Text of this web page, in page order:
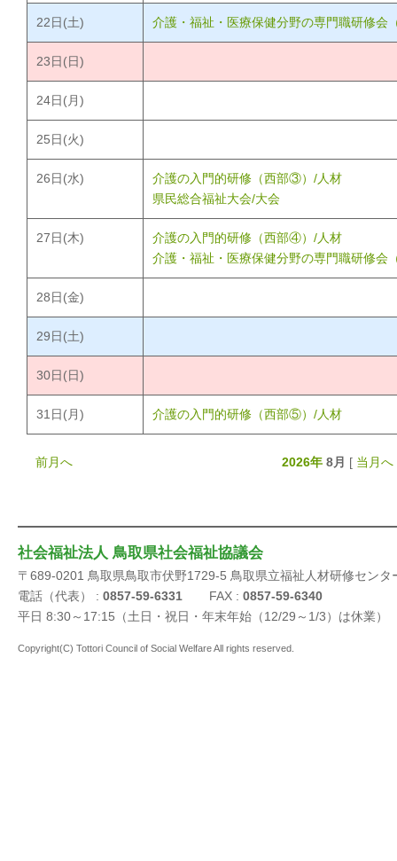
22日(土) 介護・福祉・医療保健分野の専門職研修会
23日(日)
24日(月)
25日(火)
26日(水)
介護の入門的研修（西部③）/人材
県民総合福祉大会/大会
27日(木)
介護の入門的研修（西部④）/人材
介護・福祉・医療保健分野の専門職研修会
28日(金)
29日(土)
30日(日)
31 日(月) 介護の入門的研修（西部⑤）/人材
前月へ 2026年 8月 [ 当月へ
社会福祉法人 鳥取県社会福祉協議会
〒689-0201 鳥取県鳥取市伏野1729-5 鳥取県立福祉人材研修センタ
電話（代表） : 0857-59-6331 FAX : 0857-59-6340
平日 8:30～17:15（土日・祝日・年末年始（12/29～1/3）は休業）
Copyright(C) Tottori Council of Social Welfare All rights reserved.